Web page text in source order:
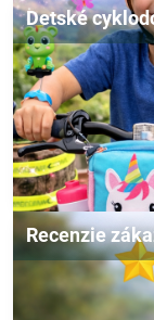
Detské
Recenzie